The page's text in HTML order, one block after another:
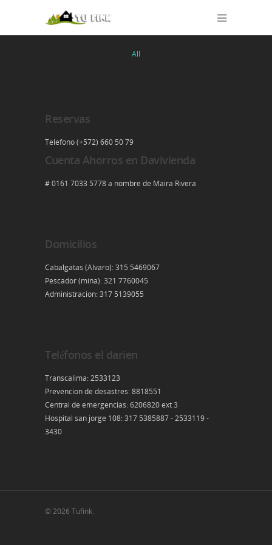
All
Reservas
Telefono (+572) 660 50 79
Cuenta Ahorros en Davivienda
# 0161 7033 5778 a nombre de Maira Rivera
Domicilios
Cabalgatas (Alvaro): 315 5469067
Pescador (mina): 321 7760045
Administracion: 317 5139055
Teléfonos el darien
Transcalima: 2533123
Prevencion de desastres: 8818551
Central de emergencias: 6206820 ext 3
Hospital san jorge 108: 317 5385887 - 2533119 -
3430
© 2026 Tufink.